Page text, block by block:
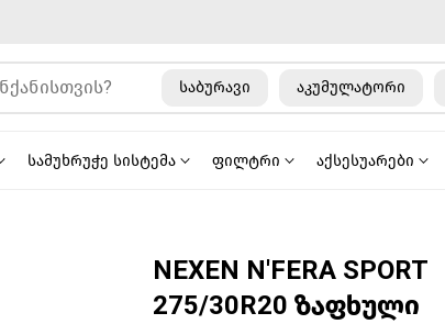
საბურავი აკუმულატორი
სამუხრუჭე სისტემა ფილტრი აქსესუარები
NEXEN N'FERA SPORT
275/30R20 ზაფხული